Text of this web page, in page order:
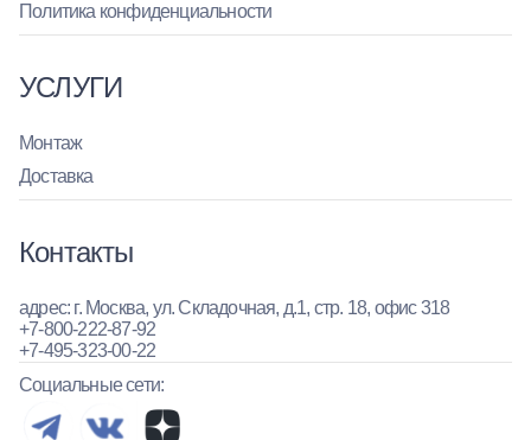
Политика конфиденциальности
УСЛУГИ
Монтаж
Доставка
Контакты
адрес: г. Москва, ул. Складочная, д.1, стр. 18, офис 318
+7-800-222-87-92
+7-495-323-00-22
Социальные сети: